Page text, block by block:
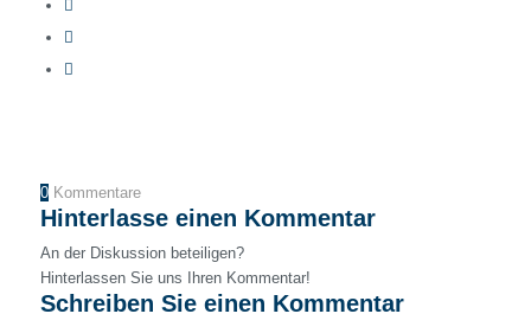
0 Kommentare
Hinterlasse einen Kommentar
An der Diskussion beteiligen?
Hinterlassen Sie uns Ihren Kommentar!
Schreiben Sie einen Kommentar